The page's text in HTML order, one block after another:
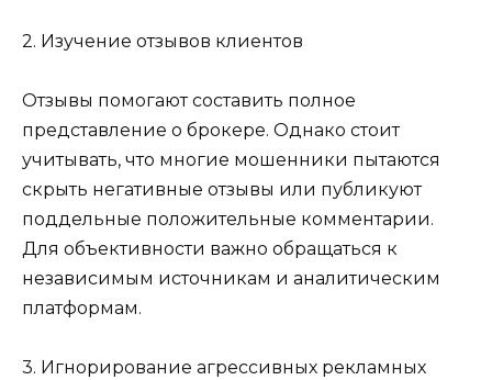
2. Изучение отзывов клиентов
Отзывы помогают составить полное
представление о брокере. Однако стоит
учитывать, что многие мошенники пытаются
скрыть негативные отзывы или публикуют
поддельные положительные комментарии.
Для объективности важно обращаться к
независимым источникам и аналитическим
платформам.
3. Игнорирование агрессивных рекламных